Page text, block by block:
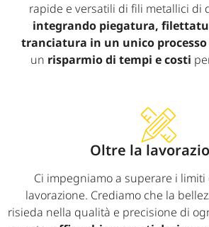
Oltre la
Ci impegniamo a superare i
lavorazione. Crediamo che la
risieda nella qualità e precisione di
rapide e versatili di fili metallici di
integrando piegatura,
tranciatura in un unico processo
un risparmio di tempi e costi